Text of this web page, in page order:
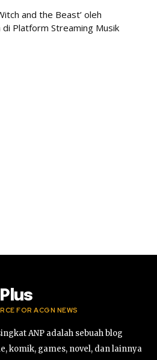
and the Beast’ oleh
di Platform Streaming Musik
FOR ACGN NEWS
ANP adalah sebuah blog
komik, games, novel, dan lainnya